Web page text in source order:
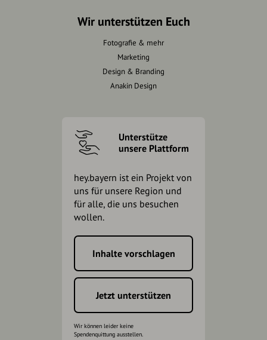
Wir unterstützen Euch
Fotografie & mehr
Marketing
Design & Branding
Anakin Design
Unterstütze
unsere Plattform
hey.bayern ist ein Projekt von
uns für unsere Region und
für alle, die uns besuchen
wollen.
Inhalte vorschlagen
Jetzt unterstützen
Wir können leider keine
Spendenquittung ausstellen.